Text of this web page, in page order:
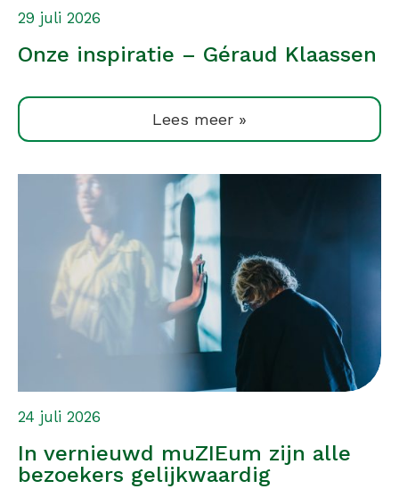
Onze inspiratie – Géraud Klaassen
29 juli 2026
Lees meer »
In vernieuwd muZIEum zijn alle
bezoekers gelijkwaardig
24 juli 2026